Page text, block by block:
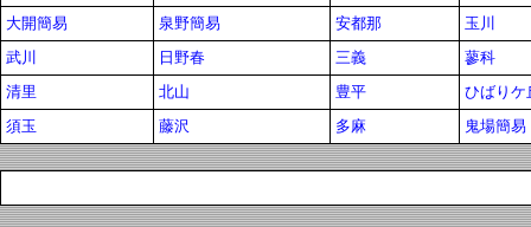
大開簡易
泉野簡易 安都那
玉川
武川
日野春 三義
蓼科
清里
北山 豊平
ひばりケ
須玉
藤沢 多麻 鬼場簡易